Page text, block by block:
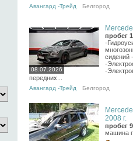
Авангард -Трейд Белгород
08.07.2026
пробег
-
сидений
-
-
передних...
Авангард -Трейд Белгород
2008 г.
пробег
машина